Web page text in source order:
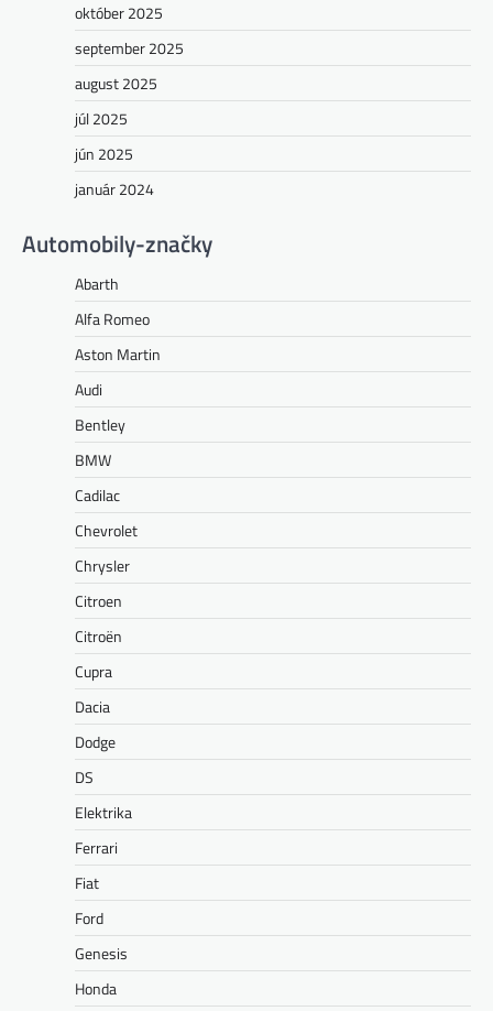
október 2025
september 2025
august 2025
júl 2025
jún 2025
január 2024
Automobily-značky
Abarth
Alfa Romeo
Aston Martin
Audi
Bentley
BMW
Cadilac
Chevrolet
Chrysler
Citroen
Citroën
Cupra
Dacia
Dodge
DS
Elektrika
Ferrari
Fiat
Ford
Genesis
Honda